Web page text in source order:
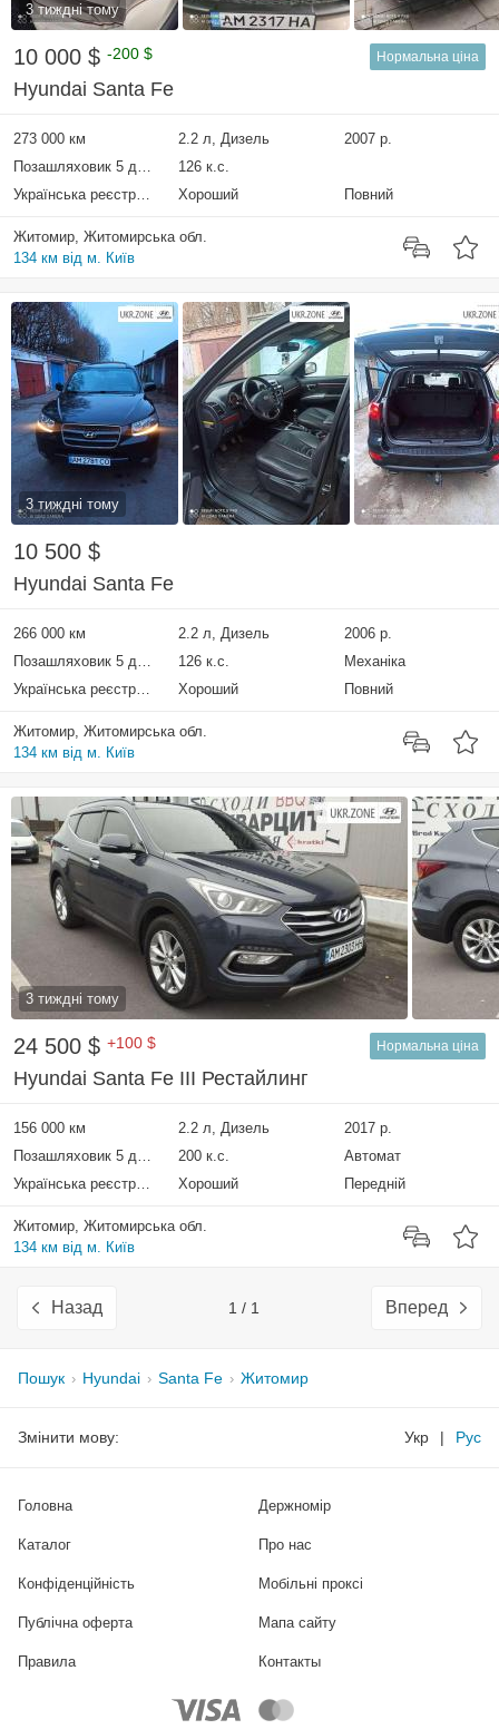
3 тиждні тому
10 000 $ -200 $ Нормальна ціна
Hyundai Santa Fe
273 000 км 2.2 л, Дизель
2007 р.
Позашляховик 5 дверей
126 к.с.
Українська реєстрація
Хороший Повний
Житомир, Житомирська обл.
134 км від м. Київ
3 тиждні тому
10 500 $
Hyundai Santa Fe
266 000 км 2.2 л, Дизель
2006 р.
Позашляховик 5 дверей
126 к.с.
Механіка
Українська реєстрація
Хороший Повний
Житомир, Житомирська обл.
134 км від м. Київ
3 тиждні тому
24 500 $ +100 $ Нормальна ціна
Hyundai Santa Fe III Рестайлинг
156 000 км 2.2 л, Дизель
2017 р.
Позашляховик 5 дверей
200 к.с.
Автомат
Українська реєстрація
Хороший Передній
Житомир, Житомирська обл.
134 км від м. Київ
Назад 1 / 1 Вперед
Пошук Hyundai Santa Fe Житомир
Змінити мову: Укр | Рус
Головна
Каталог
Держномір
Про нас
Конфіденційність Мобільні проксі
Публічна оферта Мапа сайту
Правила Контакты